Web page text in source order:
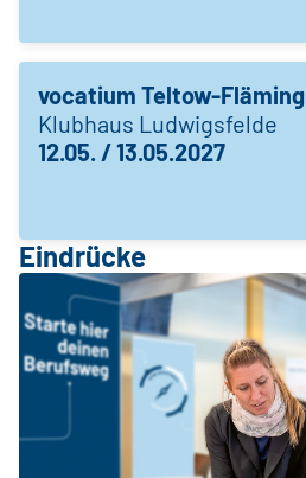
vocatium Teltow-Fläming
Klubhaus Ludwigsfelde
12.05. / 13.05.2027
Eindrücke